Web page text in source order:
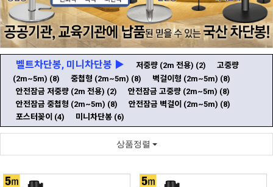
벨트차단봉, 미니차단봉 ▶ 저중량 (2m 전용) (2)
고중량
(2m~5m) (8) 중첩형 (2m~5m) (8) 벽걸이형 (2m~5m) (8)
안전잠금 저중량 (2m 전용) (2) 안전잠금 고중량 (2m~5m) (8)
안전잠금 중첩형 (2m~5m) (8) 안전잠금 벽걸이 (2m~5m) (8)
포스터꽂이 (4) 미니차단봉 (6)
상품정렬